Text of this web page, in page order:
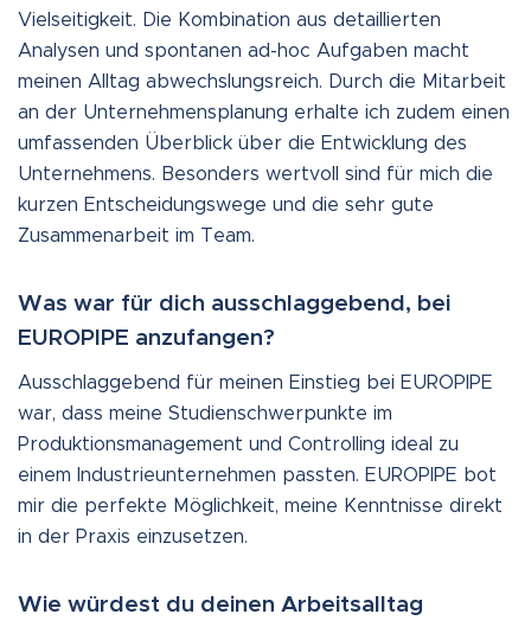
Vielseitigkeit. Die Kombination aus detaillierten
Analysen und spontanen ad-hoc Aufgaben macht
meinen Alltag abwechslungsreich. Durch die Mitarbeit
an der Unternehmensplanung erhalte ich zudem einen
umfassenden Überblick über die Entwicklung des
Unternehmens. Besonders wertvoll sind für mich die
kurzen Entscheidungswege und die sehr gute
Zusammenarbeit im Team.
Was war für dich ausschlaggebend, bei
EUROPIPE anzufangen?
Ausschlaggebend für meinen Einstieg bei EUROPIPE
war, dass meine Studienschwerpunkte im
Produktionsmanagement und Controlling ideal zu
einem Industrieunternehmen passten. EUROPIPE bot
mir die perfekte Möglichkeit, meine Kenntnisse direkt
in der Praxis einzusetzen.
Wie würdest du deinen Arbeitsalltag